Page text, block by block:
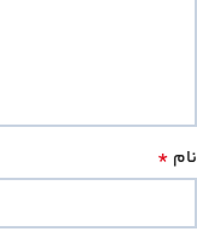
نام *